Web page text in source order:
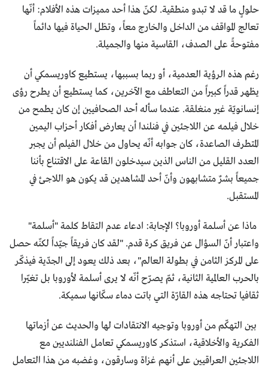
حلولٍ ما قد لا تبدو منطقية. لكنّ هذا أحد مميزات هذه الأفلام: أنّها
تعالج المواقف من الداخل والخارج معاً، وتظل الحياة فيها دائماً
مفتوحةً على الصدف، القاسية منها والجميلة.
رغم هذه الرؤية العدمية، أو ربما بسببها، يستطيع كاوريسمكي أن
يظهر قدراً كبيراً من التعاطف مع الآخرين، كما يستطيع أن يطرح رؤى
إنسانويّة غير منغلقة. عندما سأله أحد الصحافيين إن كان يطمح من
خلال فيلمه عن اللاجئين في فنلندا أن يعارض أفكار أحزاب اليمين
المتطرف الصاعدة، كان جوابه أنّه يحاول من خلال الفيلم أن يجبر
العدد القليل من الناس الذين سيدخلون القاعة على الاقتناع بأننا
جميعاً بشرٌ متشابهون وأنّ أحد المشاهدين قد يكون هو اللاجئ في
المستقبل.
ماذا عن أسلمة أوروبا؟ الإجابة: ادعاء عدم التقاط كلمة "أسلمة"
واعتبار أنّ السؤال عن فريق كرة قدم. "لقد كان فريقاً جيّداً لكنّه حصل
على المركز الثامن في بطولة العالم"، بعد ذلك يعود إلى الجدّية فيذكّر
بالحرب العالمية الثانية، ثمّ يصرّح أنّه لا يرى أسلمة لأوروبا بل تغيّرا
ثقافيا تحتاجه هذه القارّة التي باتت دماء سكّانها سميكة.
بين التهكّم من أوروبا وتوجيه الانتقادات لها والحديث عن أزماتها
الفكرية والأخلاقية، استذكر كاوريسمكي تعامل الفنلنديين مع
اللاجئين العراقيين على أنهم غزاة وسارقون، وغضبه من هذا التعامل